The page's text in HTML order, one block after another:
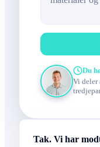
Du
Vi deler
Tak. Vi har